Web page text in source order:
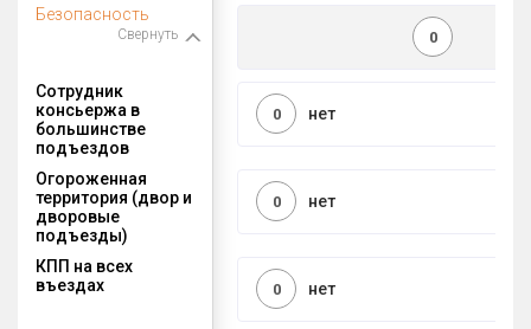
Безопасность
Свернуть 0
Сотрудник
консьержа в
большинстве
подъездов
нет
0
Огороженная
территория (двор и
дворовые
подъезды)
нет
0
КПП на всех
въездах
нет
0